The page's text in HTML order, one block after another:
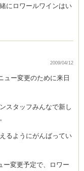
にロワールワインはい
2009/04/12
ュー変更のために来日
スタッフみんなで新し
るようにがんばってい
ー変更予定で、ロワー